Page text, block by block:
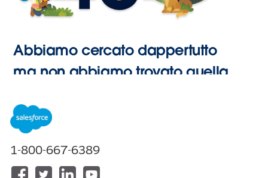
Abbiamo cercato dappertutto
ma non abbiamo trovato quella
1-800-667-6389